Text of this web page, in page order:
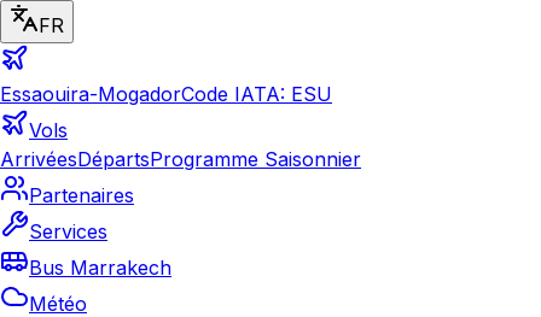
FR
Essaouira-MogadorCode IATA: ESU
Vols
ArrivéesDépartsProgramme Saisonnier
Partenaires
Services
Bus Marrakech
Météo